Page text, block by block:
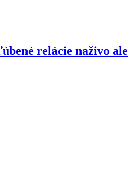
relácie naživo ale